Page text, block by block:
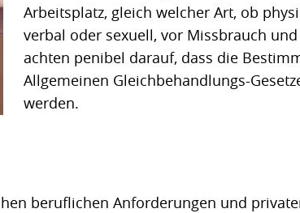
Arbeitsplatz, gleich welcher Art, ob
verbal oder sexuell, vor Missbrauch
achten penibel darauf, dass die
Allgemeinen Gleichbehandlungs-
werden.
beruflichen Anforderungen und